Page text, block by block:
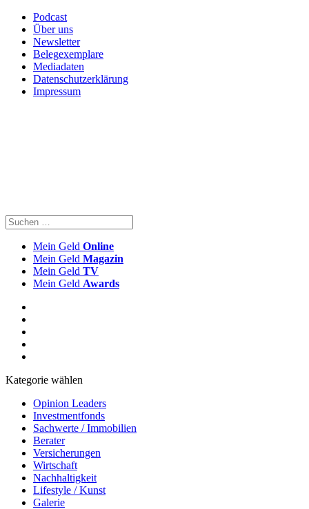
Podcast
Über uns
Newsletter
Belegexemplare
Mediadaten
Datenschutzerklärung
Impressum
Mein Geld Online
Mein Geld Magazin
Mein Geld TV
Mein Geld Awards
Kategorie wählen
Opinion Leaders
Investmentfonds
Sachwerte / Immobilien
Berater
Versicherungen
Wirtschaft
Nachhaltigkeit
Lifestyle / Kunst
Galerie